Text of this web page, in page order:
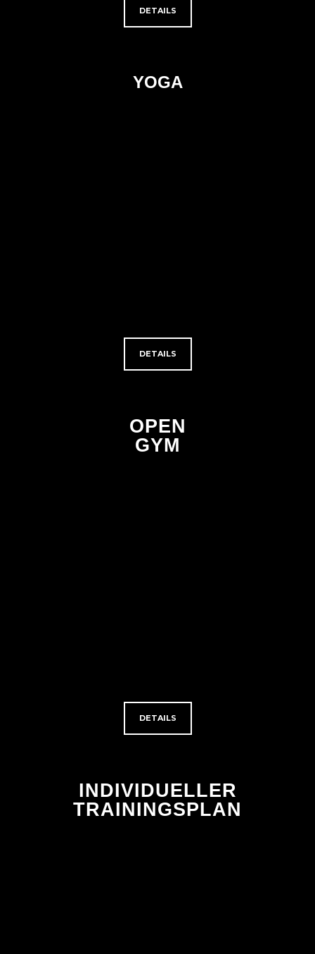
DETAILS
YOGA
DETAILS
OPEN
GYM
DETAILS
INDIVIDUELLER
TRAININGSPLAN